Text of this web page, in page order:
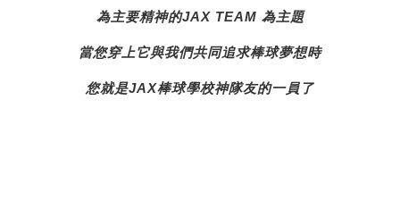
為主要精神的JAX TEAM 為主題
當您穿上它與我們共同追求棒球夢想時
您就是JAX棒球學校神隊友的一員了